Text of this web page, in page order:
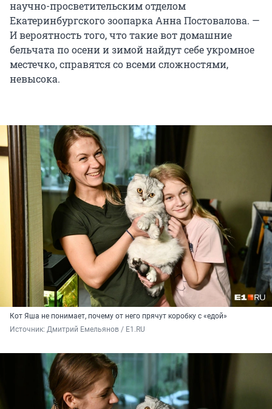
научно-просветительским отделом
Екатеринбургского зоопарка Анна Постовалова. —
И вероятность того, что такие вот домашние
бельчата по осени и зимой найдут себе укромное
местечко, справятся со всеми сложностями,
невысока.
Кот Яша не понимает, почему от него прячут коробку с «едой»
Источник: Дмитрий Емельянов / E1.RU